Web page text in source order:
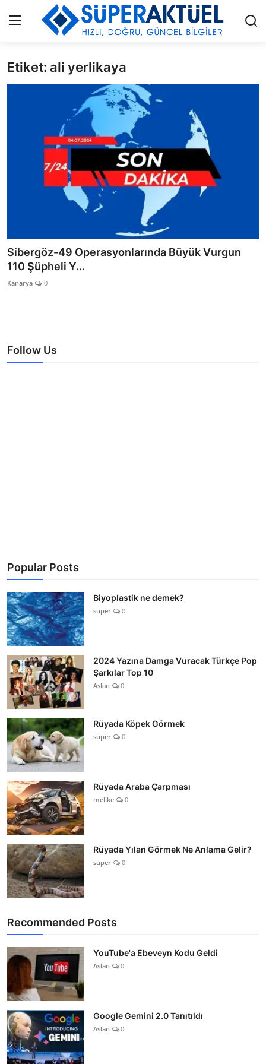
Giriş Kayıt Ol
HAKKIMIZDA
MÜZİK
TEKNOLOJİ
RÜYA TABİRİ
Etiket: ali yerlikaya
Sibergöz-49 Operasyonlarında Büyük Vurgun
110 Şüpheli Y...
Kanarya 0
Follow Us
Popular Posts
Biyoplastik ne demek?
super 0
2024 Yazına Damga Vuracak Türkçe Pop
Şarkılar Top 10
Aslan 0
Rüyada Köpek Görmek
super 0
Rüyada Araba Çarpması
melike 0
Rüyada Yılan Görmek Ne Anlama Gelir?
super 0
Recommended Posts
YouTube'a Ebeveyn Kodu Geldi
Aslan 0
Google Gemini 2.0 Tanıtıldı
Aslan 0